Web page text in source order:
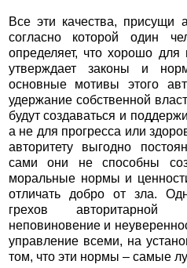
Все эти качества, присущи
согласно которой один
определяет, что хорошо для
утверждает законы и
основные мотивы этого
удержание собственной
будут создаваться и
а не для прогресса или
авторитету выгодно
сами они не способны
моральные нормы и
отличать добро от зла.
грехов авторитарной
неповиновение и
управление всеми, на
том, что эти нормы – самые